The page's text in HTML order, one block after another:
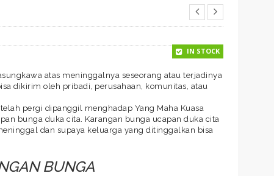
IN STOCK
atas meninggalnya seseorang atau terjadinya
dikirim oleh pribadi, perusahaan, komunitas, atau
pergi dipanggil menghadap Yang Maha Kuasa
bunga duka cita. Karangan bunga ucapan duka cita
dan supaya keluarga yang ditinggalkan bisa
BUNGA